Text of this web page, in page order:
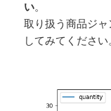
い。
取り扱う商品ジ
してみてください